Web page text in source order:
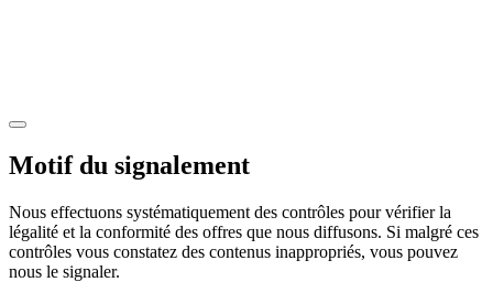
Motif du signalement
Nous effectuons systématiquement des contrôles pour vérifier la
légalité et la conformité des offres que nous diffusons. Si malgré ces
contrôles vous constatez des contenus inappropriés, vous pouvez
nous le signaler.